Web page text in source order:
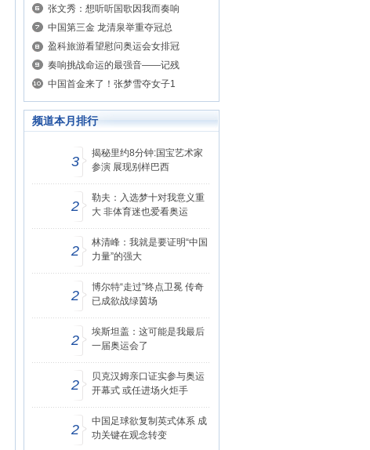
张文秀：想听听国歌因我而奏响
中国第三金 龙清泉举重夺冠总
盈科旅游看望慰问奥运会女排冠
奏响挑战命运的最强音——记残
中国首金来了！张梦雪夺女子1
频道本月排行
3
揭秘里约8分钟:国宝艺术家
参演 展现别样巴西
2
勒夫：入选梦十对我意义重
大 非体育迷也爱看奥运
2
林清峰：我就是要证明“中国
力量”的强大
2
博尔特“走过”终点卫冕 传奇
已成欲战绿茵场
2
埃斯坦盖：这可能是我最后
一届奥运会了
2
贝克汉姆亲口证实参与奥运
开幕式 或任进场火炬手
2
中国足球欲复制英式体系 成
功关键在观念转变